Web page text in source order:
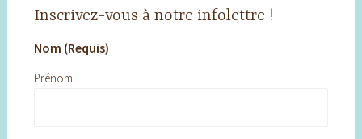
Inscrivez-vous à notre infolettre !
Nom (Requis)
Prénom